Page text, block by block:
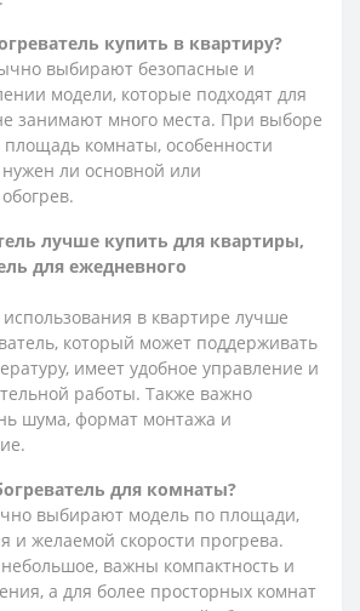
купить в квартиру?
выбирают безопасные и
модели, которые подходят для
занимают много места. При выборе
комнаты, особенности
ли основной или
лучше купить для квартиры,
для ежедневного
в квартире лучше
который может поддерживать
имеет удобное управление и
работы. Также важно
шума, формат монтажа и
для комнаты?
выбирают модель по площади,
и желаемой скорости прогрева.
важны компактность и
а для более просторных комнат